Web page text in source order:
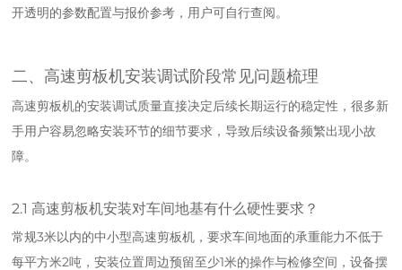
开透明的参数配置与报价参考，用户可自行查阅。
二、高速剪板机安装调试阶段常见问题梳理
高速剪板机的安装调试质量直接决定后续长期运行的稳定性，很多新
手用户容易忽略安装环节的细节要求，导致后续设备频繁出现小故
障。
2.1 高速剪板机安装对车间地基有什么硬性要求？
常规3米以内的中小型高速剪板机，要求车间地面的承重能力不低于
每平方米2吨，安装位置周边预留至少1米的操作与检修空间，设备摆